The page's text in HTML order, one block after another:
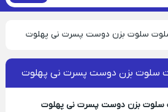
سلوت بزن دوست پسرت نی پهلوت
سلوت بزن دوست پسرت نی پهلوت
سلوت بزن دوست پسرت نی پهلوت